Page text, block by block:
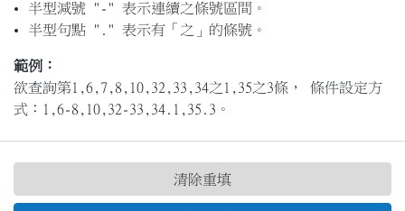
半型減號 "-" 表示連續之條號區間。
半型句點 "." 表示有「之」的條號。
範例：
欲查詢第1,6,7,8,10,32,33,34之1,35之3條， 條件設定方
式：1,6-8,10,32-33,34.1,35.3。
清除重填